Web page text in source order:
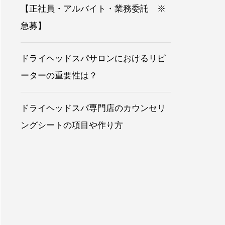
【正社員・アルバイト・業務委託 ※
急募】
ドライヘッドスパサロンにおけるリピ
ーターの重要性は？
ドライヘッドスパ専門店のカウンセリ
ングシートの項目や作り方